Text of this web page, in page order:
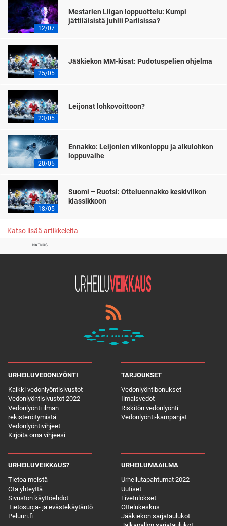
12/07
Mestarien Liigan loppuottelu: Kumpi
jättiläisistä juhlii Pariisissa?
25/05
Jääkiekon MM-kisat: Pudotuspelien ohjelma
23/05
Leijonat lohkovoittoon?
20/05
Ennakko: Leijonien viikonloppu ja alkulohkon
loppuvaihe
18/05
Suomi – Ruotsi: Otteluennakko keskiviikon
klassikkoon
Katso lisää artikkeleita
MAINOS
URHEILUVEDONLYÖNTI
Kaikki vedonlyöntisivustot
Vedonlyöntisivustot 2022
Vedonlyönti ilman
rekisteröitymistä
Vedonlyöntivihjeet
Kirjoita oma vihjeesi
TARJOUKSET
Vedonlyöntibonukset
Ilmaisvedot
Riskitön vedonlyönti
Vedonlyönti-kampanjat
URHEILUVEIKKAUS?
Tietoa meistä
Ota yhteyttä
Sivuston käyttöehdot
Tietosuoja- ja evästekäytäntö
Peluuri.fi
URHEILUMAAILMA
Urheilutapahtumat 2022
Uutiset
Livetulokset
Ottelukeskus
Jääkiekon sarjataulukot